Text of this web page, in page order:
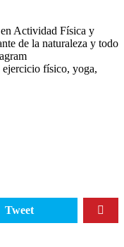
Actividad Física y
de la naturaleza y todo
ejercicio físico, yoga,
Tweet